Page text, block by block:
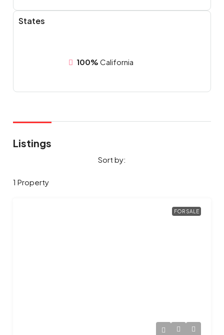
States
100% California
Listings
1 Property
Sort by:
FOR SALE